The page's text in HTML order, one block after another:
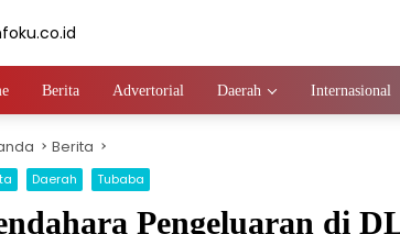
Berita Advertorial Daerah Internasional
Berita
Daerah Tubaba
Pengeluaran di